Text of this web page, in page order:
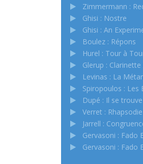
Ghisi : Nostre
Boulez : Répons
Hurel : Tour à
Levinas : La
Spiropoulos : Les
Verret :
Jarrell :
Gervasoni : Fado
Gervasoni : Fado